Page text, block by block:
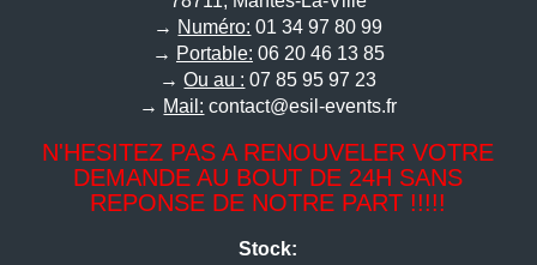
→ Numéro: 01 34 97 80 99
→ Portable: 06 20 46 13 85
→Ou au : 07 85 95 97 23
→ Mail: contact@esil-events.fr
N'HESITEZ PAS A RENOUVELER VOTRE
DEMANDE AU BOUT DE 24H SANS
REPONSE DE NOTRE PART !!!!!
Stock: